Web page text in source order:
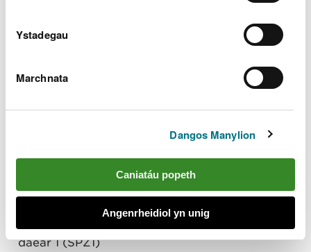
Ystadegau
Marchnata
Dangos Manylion
Caniatáu popeth
Angenrheidiol yn unig
math o ddyfrhaen ac amodau hydroddaearegol
nifer a dwysedd claddedigaethau
gyfer anifeiliaid pan fo'r asesiad risg yn dangos bod
Rhaid i bob claddedigaeth mewn mynwent
anifeiliaid anwes fodloni’r canlynol:
bod y tu allan i barth gwarchod ffynhonnell dŵr
daear 1 (SPZ1)